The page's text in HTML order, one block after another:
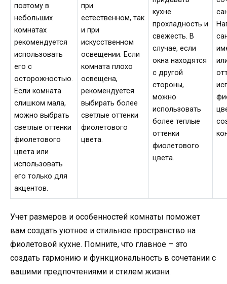
поэтому в
небольших
комнатах
рекомендуется
использовать
его с
осторожностью.
Если комната
слишком мала,
можно выбрать
светлые оттенки
фиолетового
цвета или
использовать
его только для
акцентов.
при
естественном, так
и при
искусственном
освещении. Если
комната плохо
освещена,
рекомендуется
выбирать более
светлые оттенки
фиолетового
цвета.
кухне
прохладность и
свежесть. В
случае, если
окна находятся
с другой
стороны,
можно
использовать
более теплые
оттенки
фиолетового
цвета.
Учет размеров и особенностей комнаты поможет
вам создать уютное и стильное пространство на
фиолетовой кухне. Помните, что главное – это
создать гармонию и функциональность в сочетании с
вашими предпочтениями и стилем жизни.